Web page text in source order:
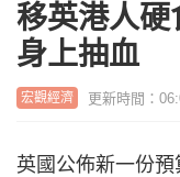
移英港人硬
身上抽血
宏觀經濟 更新時間：
英國公佈新一份